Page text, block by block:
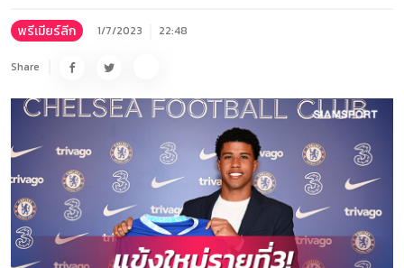
พรีเมียร์ลีก 1/7/2023 22:48
Share